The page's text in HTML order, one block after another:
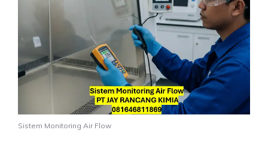
Sistem Monitoring Air Flow